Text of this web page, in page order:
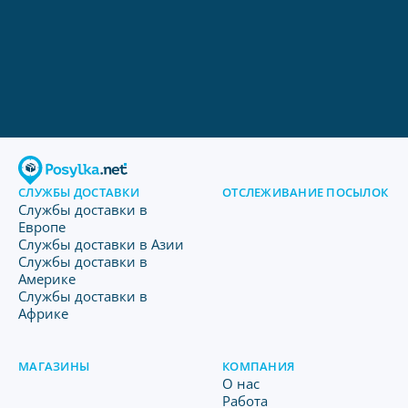
СЛУЖБЫ ДОСТАВКИ
Службы доставки в
Европе
Службы доставки в Азии
Службы доставки в
Америке
Службы доставки в
Африке
ОТСЛЕЖИВАНИЕ ПОСЫЛОК
МАГАЗИНЫ КОМПАНИЯ
O нас
Работа